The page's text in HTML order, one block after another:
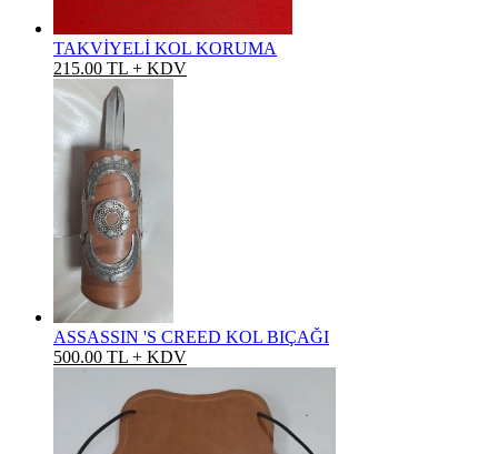
TAKVİYELİ KOL KORUMA
215.00 TL + KDV
ASSASSIN 'S CREED KOL BIÇAĞI
500.00 TL + KDV